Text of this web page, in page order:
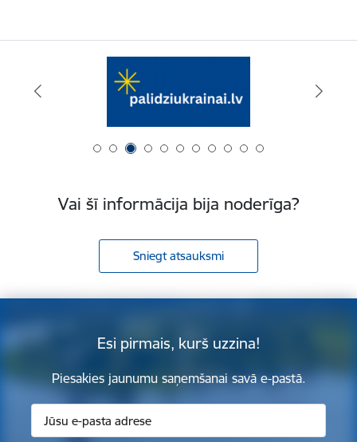
Vai šī informācija bija noderīga?
Sniegt atsauksmi
Esi pirmais, kurš uzzina!
Piesakies jaunumu saņemšanai savā e-pastā.